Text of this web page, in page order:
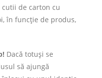
de carton cu
în funcție de produs,
Dacă totuși se
să ajungă